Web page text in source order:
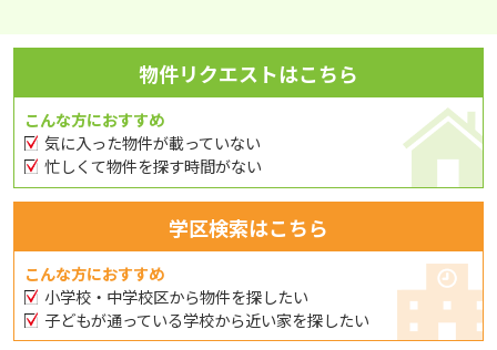
物件リクエストはこちら
こんな方におすすめ
気に入った物件が載っていない
忙しくて物件を探す時間がない
学区検索はこちら
こんな方におすすめ
小学校・中学校区から物件を探したい
子どもが通っている学校から近い家を探したい